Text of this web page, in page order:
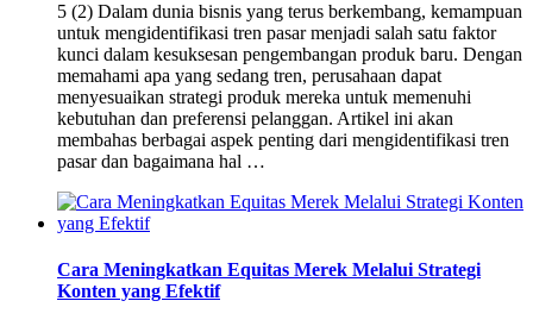
5 (2) Dalam dunia bisnis yang terus berkembang, kemampuan
untuk mengidentifikasi tren pasar menjadi salah satu faktor
kunci dalam kesuksesan pengembangan produk baru. Dengan
memahami apa yang sedang tren, perusahaan dapat
menyesuaikan strategi produk mereka untuk memenuhi
kebutuhan dan preferensi pelanggan. Artikel ini akan
membahas berbagai aspek penting dari mengidentifikasi tren
pasar dan bagaimana hal …
Cara Meningkatkan Equitas Merek Melalui Strategi
Konten yang Efektif